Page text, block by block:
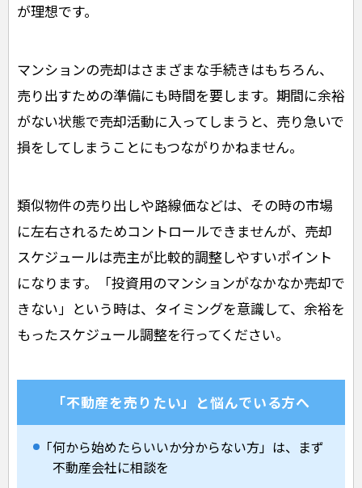
が理想です。
マンションの売却はさまざまな手続きはもちろん、
売り出すための準備にも時間を要します。期間に余裕
がない状態で売却活動に入ってしまうと、売り急いで
損をしてしまうことにもつながりかねません。
類似物件の売り出しや路線価などは、その時の市場
に左右されるためコントロールできませんが、売却
スケジュールは売主が比較的調整しやすいポイント
になります。「投資用のマンションがなかなか売却で
きない」という時は、タイミングを意識して、余裕を
もったスケジュール調整を行ってください。
「不動産を売りたい」と悩んでいる方へ
「何から始めたらいいか分からない方」は、まず
不動産会社に相談を